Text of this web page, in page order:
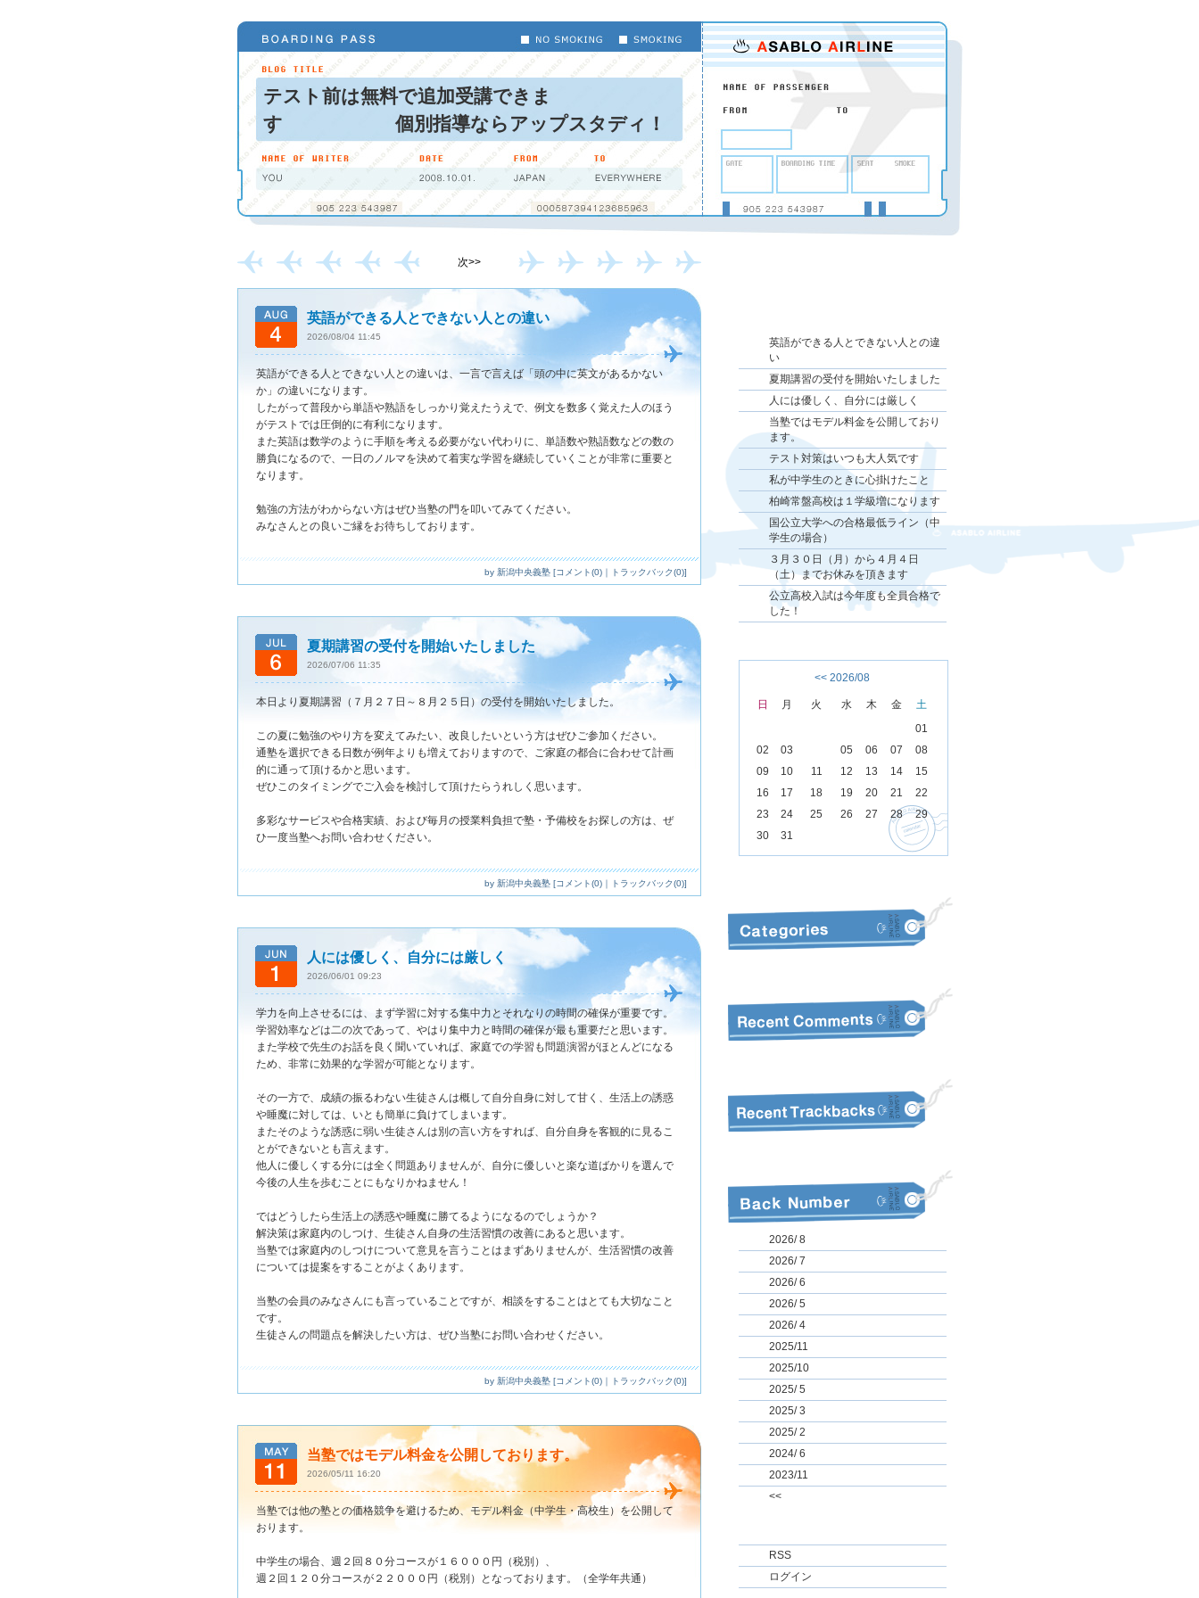
テスト前は無料で追加受講できま
す 個別指導ならアップスタディ！
次>>
英語ができる人とできない人との違い
2026/08/04 11:45
英語ができる人とできない人との違いは、一言で言えば「頭の中に英文があるかない
か」の違いになります。
したがって普段から単語や熟語をしっかり覚えたうえで、例文を数多く覚えた人のほう
がテストでは圧倒的に有利になります。
また英語は数学のように手順を考える必要がない代わりに、単語数や熟語数などの数の
勝負になるので、一日のノルマを決めて着実な学習を継続していくことが非常に重要と
なります。
勉強の方法がわからない方はぜひ当塾の門を叩いてみてください。
みなさんとの良いご縁をお待ちしております。
by 新潟中央義塾 [コメント(0)｜ トラックバック(0)]
夏期講習の受付を開始いたしました
2026/07/06 11:35
本日より夏期講習（７月２７日～８月２５日）の受付を開始いたしました。
この夏に勉強のやり方を変えてみたい、改良したいという方はぜひご参加ください。
通塾を選択できる日数が例年よりも増えておりますので、ご家庭の都合に合わせて計画
的に通って頂けるかと思います。
ぜひこのタイミングでご入会を検討して頂けたらうれしく思います。
多彩なサービスや合格実績、および毎月の授業料負担で塾・予備校をお探しの方は、ぜ
ひ一度当塾へお問い合わせください。
by 新潟中央義塾 [コメント(0)｜ トラックバック(0)]
人には優しく、自分には厳しく
2026/06/01 09:23
学力を向上させるには、まず学習に対する集中力とそれなりの時間の確保が重要です。
学習効率などは二の次であって、やはり集中力と時間の確保が最も重要だと思います。
また学校で先生のお話を良く聞いていれば、家庭での学習も問題演習がほとんどになる
ため、非常に効果的な学習が可能となります。
その一方で、成績の振るわない生徒さんは概して自分自身に対して甘く、生活上の誘惑
や睡魔に対しては、いとも簡単に負けてしまいます。
またそのような誘惑に弱い生徒さんは別の言い方をすれば、自分自身を客観的に見るこ
とができないとも言えます。
他人に優しくする分には全く問題ありませんが、自分に優しいと楽な道ばかりを選んで
今後の人生を歩むことにもなりかねません！
ではどうしたら生活上の誘惑や睡魔に勝てるようになるのでしょうか？
解決策は家庭内のしつけ、生徒さん自身の生活習慣の改善にあると思います。
当塾では家庭内のしつけについて意見を言うことはまずありませんが、生活習慣の改善
については提案をすることがよくあります。
当塾の会員のみなさんにも言っていることですが、相談をすることはとても大切なこと
です。
生徒さんの問題点を解決したい方は、ぜひ当塾にお問い合わせください。
by 新潟中央義塾 [コメント(0)｜ トラックバック(0)]
当塾ではモデル料金を公開しております。
2026/05/11 16:20
当塾では他の塾との価格競争を避けるため、モデル料金（中学生・高校生）を公開して
おります。
中学生の場合、週２回８０分コースが１６０００円（税別）、
週２回１２０分コースが２２０００円（税別）となっております。（全学年共通）
英語ができる人とできない人との違
い
夏期講習の受付を開始いたしました
人には優しく、自分には厳しく
当塾ではモデル料金を公開しており
ます。
テスト対策はいつも大人気です
私が中学生のときに心掛けたこと
柏崎常盤高校は１学級増になります
国公立大学への合格最低ライン（中
学生の場合）
３月３０日（月）から４月４日
（土）までお休みを頂きます
公立高校入試は今年度も全員合格で
した！
<< 2026/08
日 月 火 水 木 金
土
01
02
03 05 06 07
08
09
10 11 12 13 14
15
16
17 18 19 20 21
22
23
24 25 26 27 28
29
30
31
2026/ 8
2026/ 7
2026/ 6
2026/ 5
2026/ 4
2025/11
2025/10
2025/ 5
2025/ 3
2025/ 2
2024/ 6
2023/11
<<
RSS
ログイン